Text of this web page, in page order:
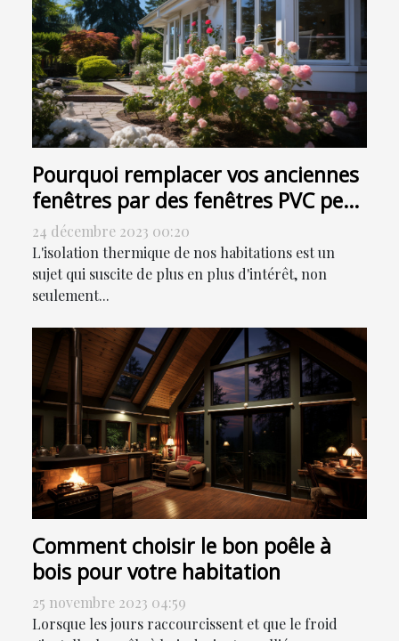
Pourquoi remplacer vos anciennes
fenêtres par des fenêtres PVC peut
contribuer à la réduction de votre
facture énergétique
24 décembre 2023 00:20
L'isolation thermique de nos habitations est un
sujet qui suscite de plus en plus d'intérêt, non
seulement...
Comment choisir le bon poêle à
bois pour votre habitation
25 novembre 2023 04:59
Lorsque les jours raccourcissent et que le froid